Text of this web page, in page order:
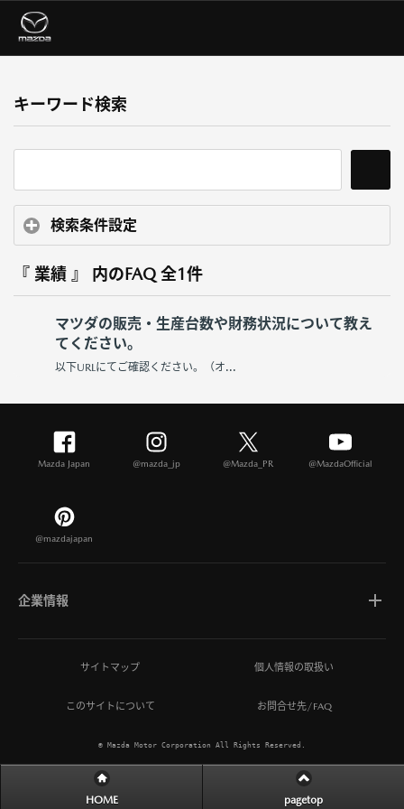
キーワード検索
検索条件設定
『 業績 』 内のFAQ 全1件
マツダの販売・生産台数や財務状況について教え
てください。
以下URLにてご確認ください。（オ...
Mazda Japan @mazda_jp @Mazda_PR @MazdaOfficial
@mazdajapan
企業情報
マツダについて
ひとを想う価値創造
サステナビリティ
サイトマップ 個人情報の取扱い
このサイトについて お問合せ先/FAQ
© Mazda Motor Corporation All Rights Reserved.
HOME pagetop